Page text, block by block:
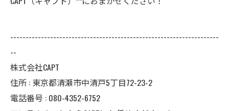
--------------------------------------------------------------------
--
株式会社CAPT
住所 : 東京都清瀬市中清戸5丁目72-23-2
電話番号 : 080-4352-6752